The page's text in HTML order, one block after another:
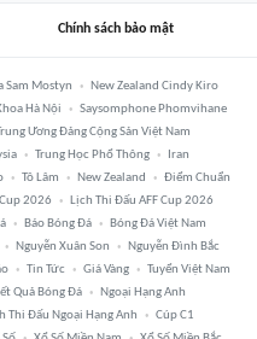
Chính sách bảo mật
Sam Mostyn
New Zealand Cindy Kiro
Hà Nội
Saysomphone Phomvihane
Ương Đảng Cộng Sản Việt Nam
Trung Học Phổ Thông
Iran
Tô Lâm New Zealand
Điểm Chuẩn
2026
Lịch Thi Đấu AFF Cup 2026
Báo Bóng Đá
Bóng Đá Việt Nam
Nguyễn Xuân Son
Nguyễn Đình Bắc
Tin Tức Giá Vàng
Tuyển Việt Nam
Quả Bóng Đá
Ngoại Hạng Anh
Thi Đấu Ngoại Hạng Anh
Cúp C1